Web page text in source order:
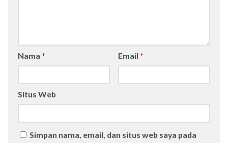
Nama * Email *
Situs Web
Simpan nama, email, dan situs web saya pada